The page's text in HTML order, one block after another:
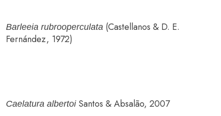
Barleeia rubrooperculata (Castellanos & D. E.
Fernández, 1972)
Caelatura albertoiSantos & Absalão, 2007